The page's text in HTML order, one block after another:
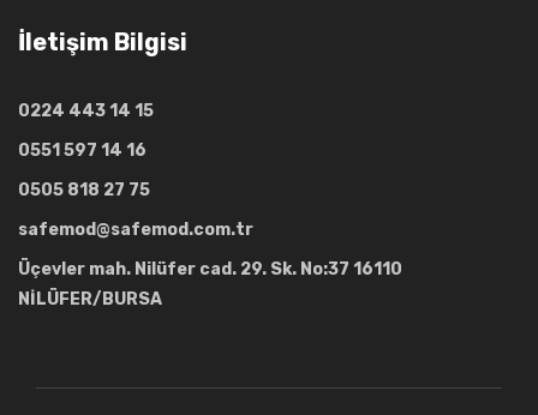
İletişim Bilgisi
0224 443 14 15
0551 597 14 16
0505 818 27 75
safemod@safemod.com.tr
Üçevler mah. Nilüfer cad. 29. Sk. No:37 16110
NİLÜFER/BURSA